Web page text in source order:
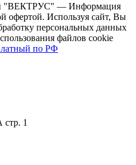
"ВЕКТРУС" — Информация
офертой. Используя сайт, Вы
персональных данных
файлов cookie
по РФ
1